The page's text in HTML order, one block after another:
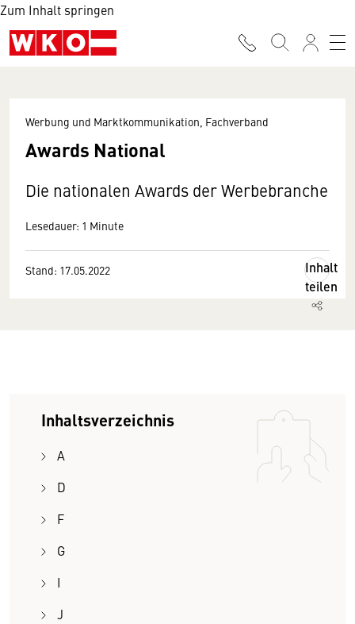
Zum Inhalt springen
Werbung und Marktkommunikation, Fachverband
Awards National
Die nationalen Awards der Werbebranche
Lesedauer: 1 Minute
Stand: 17.05.2022
Inhalt
teilen
Inhaltsverzeichnis
A
D
F
G
I
J